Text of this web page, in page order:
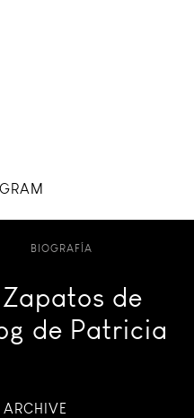
BIOGRAFÍA
de
de Patricia